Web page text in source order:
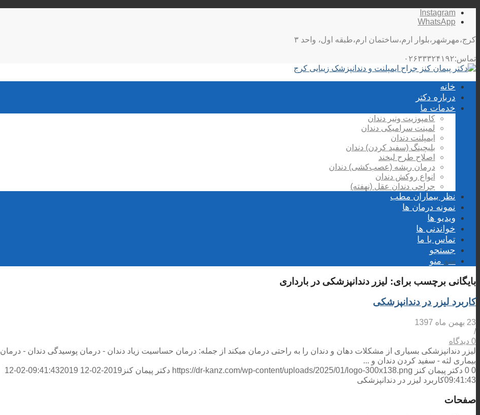
Instagram
WhatsApp
کرج،مهرشهر،بلوار ارم،ساختمان ارم،طبقه اول، واحد ۳
تماس:۰۲۶۳۳۳۲۴۱۹۲
خانه
درباره دکتر
خدمات ما
کامپوزیت ونیر دندان
لمینت سرامیکی دندان
ایمپلنت دندان
بلیچینگ (سفید کردن) دندان
اصلاح طرح لبخند
درمان ریشه (عصب‌کشی) دندان
انواع روکش دندان
جراحی دندان عقل (نهفته)
نظر بیماران مطب
نمونه درمان ها
ویدیو ها
خواندنی ها
تماس با ما
جستجو
منو منو
بایگانی برچسب برای: لیزر دندانپزشکی در بارداری
کاربرد لیزر در دندانپزشکی
23 بهمن ماه 1397
/
0 دیدگاه
لیزر دندانپزشکی بسیاری از مشکلات دهان و دندان را به راحتی درمان میکند از جمله: درمان حساسیت زیاد دندان - درمان پوسیدگی دندان - درمان
بیماری لثه - سفید کردن دندان و ...
0
0 دکتر پیمان کنز https://dr-kanz.com/wp-content/uploads/2025/01/logo-300x138.png دکتر پیمان کنز 2019-02-12 09:41:43
2019-02-12
09:41:43کاربرد لیزر در دندانپزشکی
صفحات